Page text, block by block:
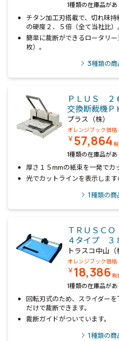
1種類の在庫品が
チタン加工刃搭載で、切れ味
の硬度２．５倍（全て当社比）。
簡単に裁断ができるロータリ
枚）。
3種類の
ＰＬＵＳ ２
交換断裁機
プラス（株）
オレンジブック価格
￥57,864
1種類の在庫品が
厚さ１５mmの紙束を一発でカ
光でカットラインを表示します
1種類の商
ＴＲＵＳＣ
４タイプ ３
トラスコ中山（
オレンジブック価格
￥18,386 税
1種類の在庫品が
回転刃式のため、スライダー
だけで裁断できます。
裁断ガイドがついています。
1種類の商